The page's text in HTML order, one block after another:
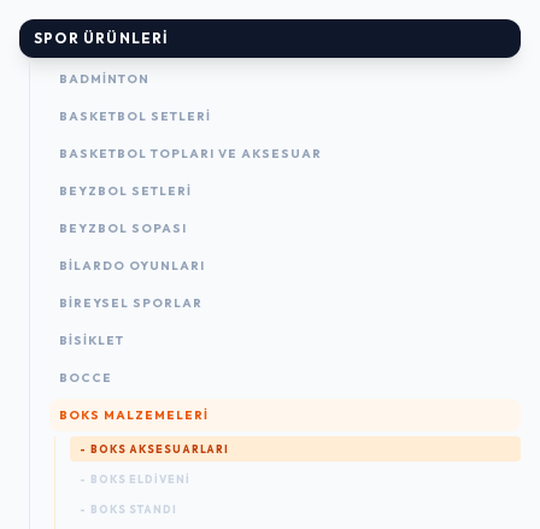
SPOR ÜRÜNLERI
BADMINTON
BASKETBOL SETLERI
BASKETBOL TOPLARI VE AKSESUAR
BEYZBOL SETLERI
BEYZBOL SOPASI
BILARDO OYUNLARI
BIREYSEL SPORLAR
BISIKLET
BOCCE
BOKS MALZEMELERI
- BOKS AKSESUARLARI
- BOKS ELDIVENI
- BOKS STANDI